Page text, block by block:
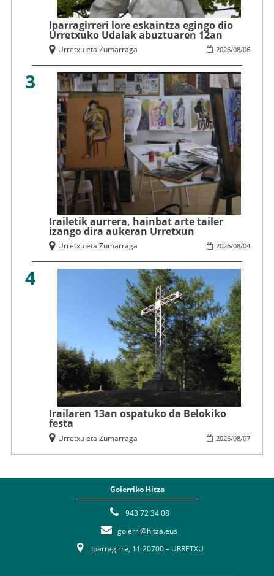
Iparragirreri lore eskaintza egingo dio
Urretxuko Udalak abuztuaren 12an
2026/08/06
Urretxu eta Zumarraga
3
Irailetik aurrera, hainbat arte tailer
izango dira aukeran Urretxun
2026/08/04
Urretxu eta Zumarraga
4
Irailaren 13an ospatuko da Belokiko
festa
2026/08/07
Urretxu eta Zumarraga
Goierriko Hitza
943 72 34 08
goierri@hitza.eus
Iparragirre, 11 20700 – URRETXU